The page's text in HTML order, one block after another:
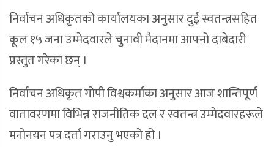
निर्वाचन अधिकृतको कार्यालयका अनुसार दुई स्वतन्त्रसहित
कूल १५ जना उम्मेदवारले चुनावी मैदानमा आफ्नो दाबेदारी
प्रस्तुत गरेका छन् ।
निर्वाचन अधिकृत गोपी विश्वकर्माका अनुसार आज शान्तिपूर्ण
वातावरणमा विभिन्न राजनीतिक दल र स्वतन्त्र उम्मेदवारहरूले
मनोनयन पत्र दर्ता गराउनु भएको हो ।